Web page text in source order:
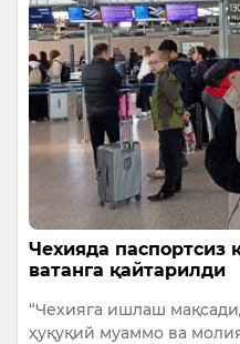
Чехияда паспортсиз
ватанга қайтарилди
“Чехияга ишлаш
ҳуқуқий муаммо ва